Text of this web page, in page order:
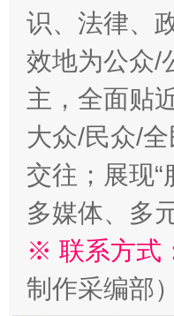
识、法律、
效地为公众/
主，全面贴
大众/民众/
交往；展现
多媒体、多
※ 联系方式
制作采编部）